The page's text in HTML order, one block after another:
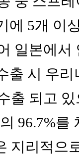
에 5개 이
일본에
출 시 우
출 되고
96.7%를
지리적으